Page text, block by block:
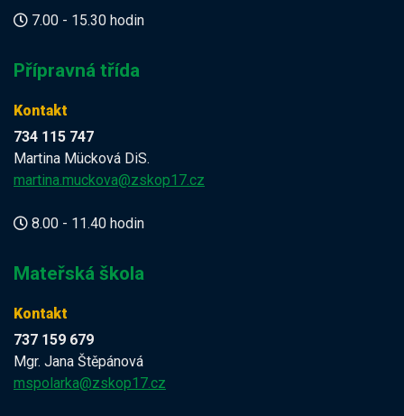
7.00 - 15.30 hodin
Přípravná třída
Kontakt
734 115 747
Martina Mücková DiS.
martina.muckova@zskop17.cz
8.00 - 11.40 hodin
Mateřská škola
Kontakt
737 159 679
Mgr. Jana Štěpánová
mspolarka@zskop17.cz